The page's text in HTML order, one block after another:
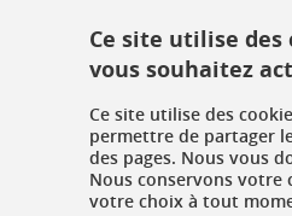
Mentions légales
Données personnelles :
Gestion des cookies
Accessibilité : non
Ce site utilise des
vous souhaitez
Ce site utilise des
permettre de partager
des pages. Nous vous
Nous conservons votre
votre choix à tout